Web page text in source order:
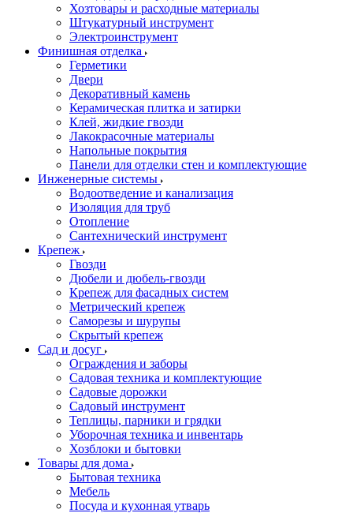
Хозтовары и расходные материалы
Штукатурный инструмент
Электроинструмент
Финишная отделка
Герметики
Двери
Декоративный камень
Керамическая плитка и затирки
Клей, жидкие гвозди
Лакокрасочные материалы
Напольные покрытия
Панели для отделки стен и комплектующие
Инженерные системы
Водоотведение и канализация
Изоляция для труб
Отопление
Сантехнический инструмент
Крепеж
Гвозди
Дюбели и дюбель-гвозди
Крепеж для фасадных систем
Метрический крепеж
Саморезы и шурупы
Скрытый крепеж
Сад и досуг
Ограждения и заборы
Садовая техника и комплектующие
Садовые дорожки
Садовый инструмент
Теплицы, парники и грядки
Уборочная техника и инвентарь
Хозблоки и бытовки
Товары для дома
Бытовая техника
Мебель
Посуда и кухонная утварь